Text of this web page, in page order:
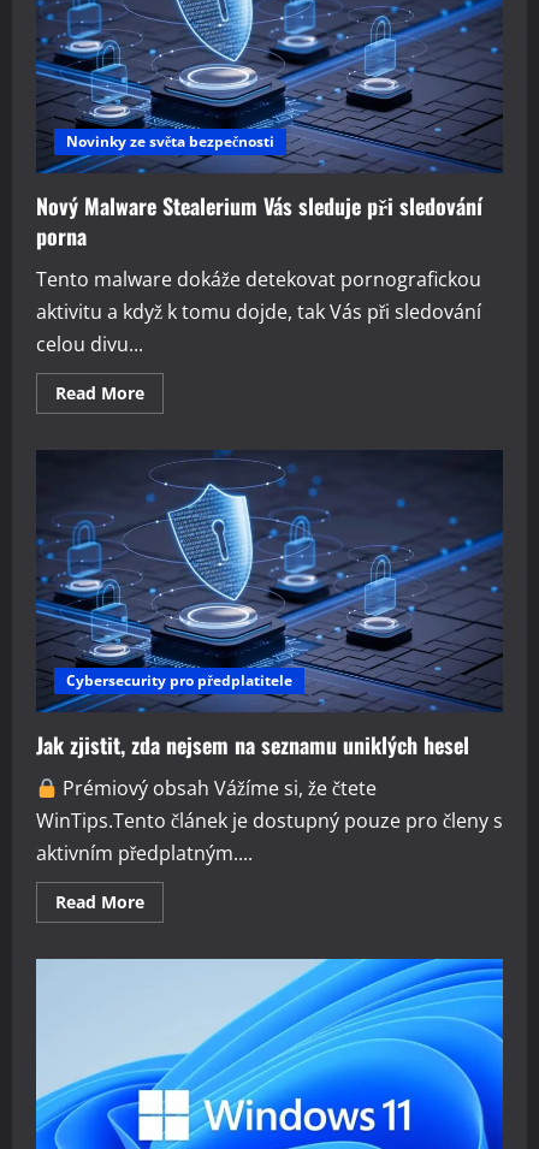
Windows
Novinky ze světa bezpečnosti
Nový Malware Stealerium Vás sleduje při sledování
porna
Tento malware dokáže detekovat pornografickou
aktivitu a když k tomu dojde, tak Vás při sledování
celou divu...
Read MoreRead
more
Malware
Stealerium
Vás
sleduje
při
sledování
porna
Cybersecurity pro předplatitele
Jak zjistit, zda nejsem na seznamu uniklých hesel
Prémiový obsah Vážíme si, že čtete
WinTips.Tento článek je dostupný pouze pro členy s
aktivním předplatným....
Read MoreRead
more
seznamu
uniklých
hesel